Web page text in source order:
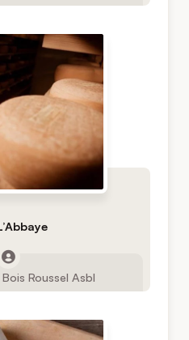
Roussel Asbl